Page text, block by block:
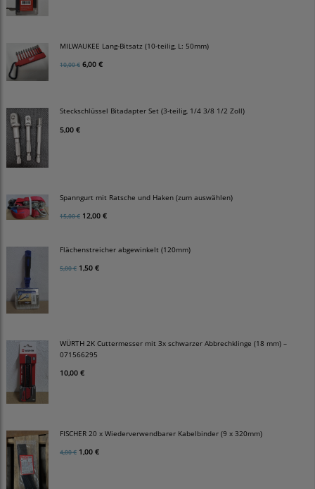
MILWAUKEE Lang-Bitsatz (10-teilig, L: 50mm)
10,00 € 6,00 €
Steckschlüssel Bitadapter Set (3-teilig, 1/4 3/8 1/2 Zoll)
5,00 €
Spanngurt mit Ratsche und Haken (zum auswählen)
15,00 € 12,00 €
Flächenstreicher abgewinkelt (120mm)
5,00 € 1,50 €
WÜRTH 2K Cuttermesser mit 3x schwarzer Abbrechklinge (18 mm) –
071566295
10,00 €
FISCHER 20 x Wiederverwendbarer Kabelbinder (9 x 320mm)
4,00 € 1,00 €